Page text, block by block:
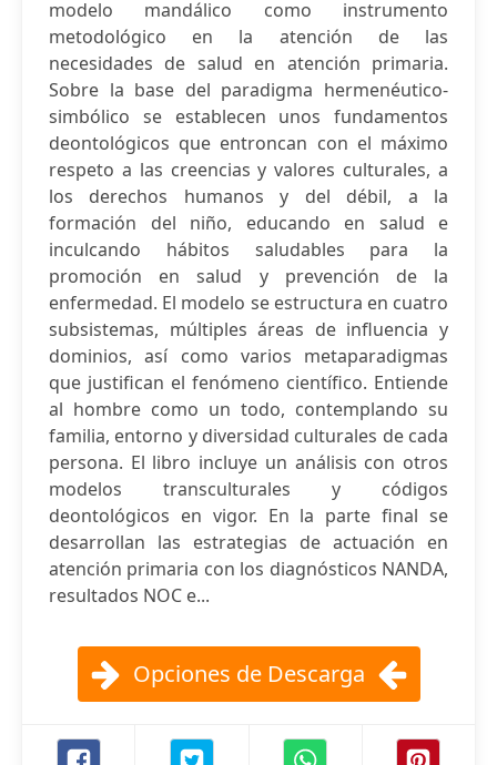
modelo mandálico como instrumento
metodológico en la atención de las
necesidades de salud en atención primaria.
Sobre la base del paradigma hermenéutico-
simbólico se establecen unos fundamentos
deontológicos que entroncan con el máximo
respeto a las creencias y valores culturales, a
los derechos humanos y del débil, a la
formación del niño, educando en salud e
inculcando hábitos saludables para la
promoción en salud y prevención de la
enfermedad. El modelo se estructura en cuatro
subsistemas, múltiples áreas de influencia y
dominios, así como varios metaparadigmas
que justifican el fenómeno científico. Entiende
al hombre como un todo, contemplando su
familia, entorno y diversidad culturales de cada
persona. El libro incluye un análisis con otros
modelos transculturales y códigos
deontológicos en vigor. En la parte final se
desarrollan las estrategias de actuación en
atención primaria con los diagnósticos NANDA,
resultados NOC e...
Opciones de Descarga